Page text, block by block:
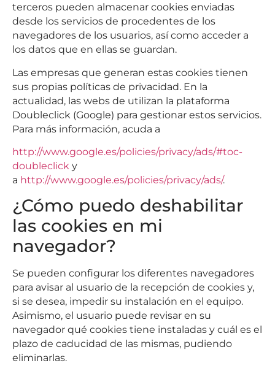
terceros pueden almacenar cookies enviadas
desde los servicios de procedentes de los
navegadores de los usuarios, así como acceder a
los datos que en ellas se guardan.
Las empresas que generan estas cookies tienen
sus propias políticas de privacidad. En la
actualidad, las webs de utilizan la plataforma
Doubleclick (Google) para gestionar estos servicios.
Para más información, acuda a
http://www.google.es/policies/privacy/ads/#toc-
doubleclick y
a http://www.google.es/policies/privacy/ads/.
¿Cómo puedo deshabilitar
las cookies en mi
navegador?
Se pueden configurar los diferentes navegadores
para avisar al usuario de la recepción de cookies y,
si se desea, impedir su instalación en el equipo.
Asimismo, el usuario puede revisar en su
navegador qué cookies tiene instaladas y cuál es el
plazo de caducidad de las mismas, pudiendo
eliminarlas.